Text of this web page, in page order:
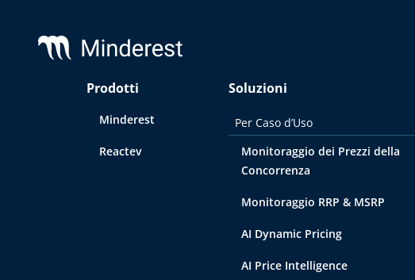
Prodotti
Minderest
Reactev
Soluzioni
Per Caso d’Uso
Monitoraggio dei Prezzi della
Concorrenza
Monitoraggio RRP & MSRP
AI Dynamic Pricing
AI Price Intelligence